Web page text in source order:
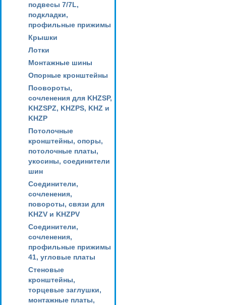
подвесы 7/7L,
подкладки,
профильные прижимы
Крышки
Лотки
Монтажные шины
Опорные кронштейны
Поовороты,
сочленения для KHZSP,
KHZSPZ, KHZPS, KHZ и
KHZP
Потолочные
кронштейны, опоры,
потолочные платы,
укосины, соединители
шин
Соединители,
сочленения,
повороты, связи для
KHZV и KHZPV
Соединители,
сочленения,
профильные прижимы
41, угловые платы
Стеновые
кронштейны,
торцевые заглушки,
монтажные платы,